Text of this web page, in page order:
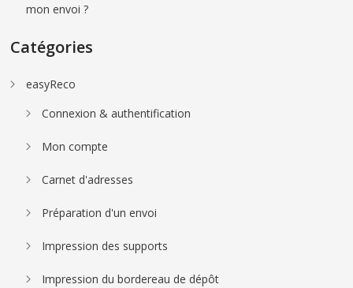
mon envoi ?
Catégories
easyReco
Connexion & authentification
Mon compte
Carnet d'adresses
Préparation d'un envoi
Impression des supports
Impression du bordereau de dépôt